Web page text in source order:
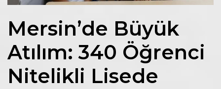
Mersin’de Büyük
Atılım: 340 Öğrenci
Nitelikli Lisede